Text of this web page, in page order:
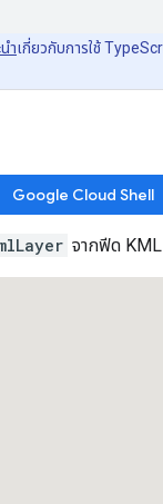
ำเกี่ยวกับการใช้
Google Cloud Shell
จากฟีด KML